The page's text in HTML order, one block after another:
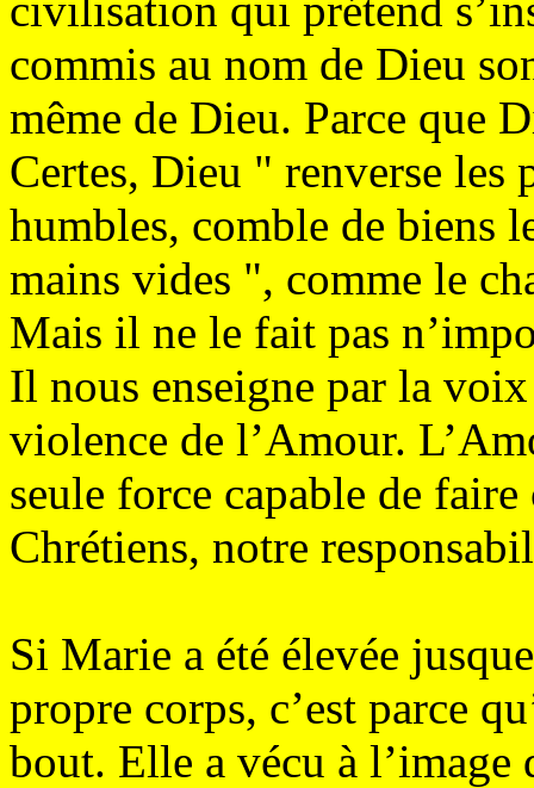
commis au nom de Dieu
même de Dieu. Parce que
Certes, Dieu " renverse les
humbles, comble de biens
mains vides ", comme le
Mais il ne le fait pas
Il nous enseigne par la
violence de l’Amour.
seule force capable de
Chrétiens, notre
Si Marie a été élevée
propre corps, c’est parce
bout. Elle a vécu à l’image